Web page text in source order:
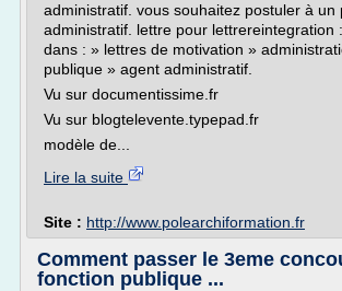
administratif. vous souhaitez postuler à un
administratif. lettre pour lettrereintegration
dans : » lettres de motivation »
publique » agent administratif.
Vu sur documentissime.fr
Vu sur blogtelevente.typepad.fr
modèle de...
Lire la suite
Site : http://www.polearchiformation.fr
Comment passer le 3eme
fonction publique ...